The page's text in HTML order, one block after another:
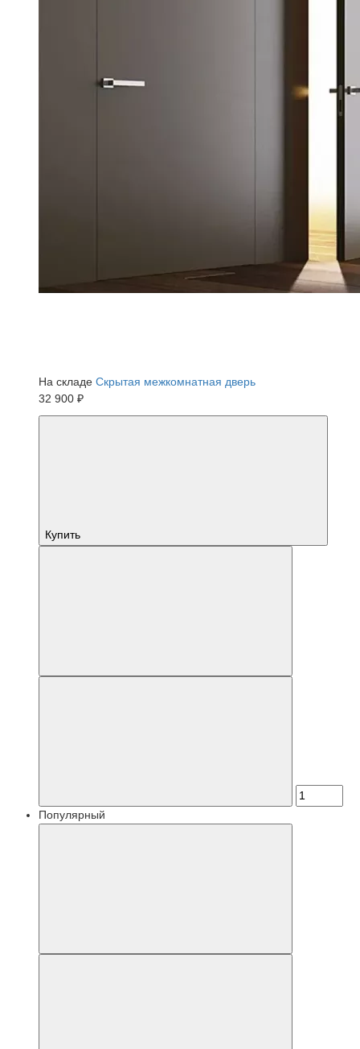
На складе Скрытая межкомнатная дверь
32 900 ₽
Купить
Популярный